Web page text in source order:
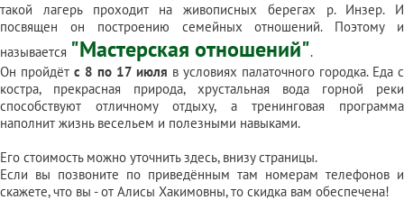
такой лагерь проходит на живописных берегах р. Инзер. И
посвящен он построению семейных отношений. Поэтому и
называется "Мастерская отношений".
Он пройдёт с 8 по 17 июля в условиях палаточного городка. Еда с
костра, прекрасная природа, хрустальная вода горной реки
способствуют отличному отдыху, а тренинговая программа
наполнит жизнь весельем и полезными навыками.
Его стоимость можно уточнитьздесь, внизу страницы.
Если вы позвоните по приведённым там номерам телефонов и
скажете, что вы - от Алисы Хакимовны, то скидка вам обеспечена!